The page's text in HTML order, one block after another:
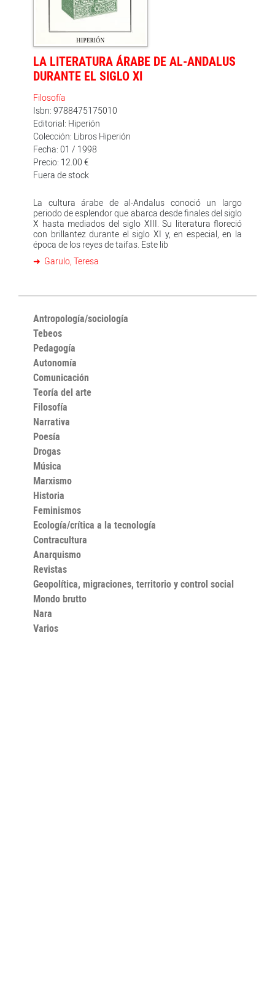
LA LITERATURA ÁRABE DE AL-ANDALUS
DURANTE EL SIGLO XI
Filosofía
Isbn: 9788475175010
Editorial: Hiperión
Colección: Libros Hiperión
Fecha: 01 / 1998
Precio: 12.00 €
Fuera de stock
La cultura árabe de al-Andalus conoció un largo
periodo de esplendor que abarca desde finales del siglo
X hasta mediados del siglo XIII. Su literatura floreció
con brillantez durante el siglo XI y, en especial, en la
época de los reyes de taifas. Este lib
Garulo, Teresa
Antropología/sociología
Tebeos
Pedagogía
Autonomía
Comunicación
Teoría del arte
Filosofía
Narrativa
Poesía
Drogas
Música
Marxismo
Historia
Feminismos
Ecología/crítica a la tecnología
Contracultura
Anarquismo
Revistas
Geopolítica, migraciones, territorio y control social
Mondo brutto
Nara
Varios